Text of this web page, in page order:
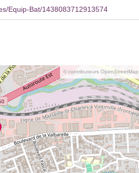
Equip-Bat/1438083712913574
© contributeurs OpenStreetMap